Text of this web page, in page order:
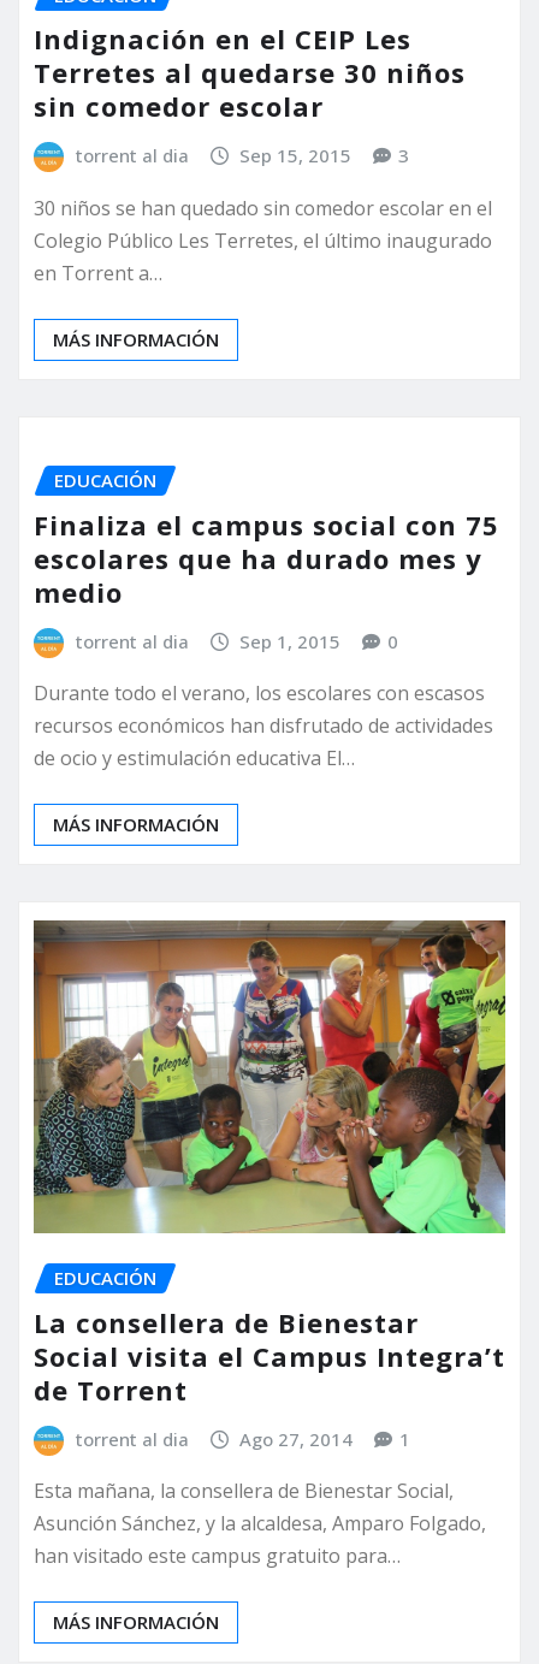
Indignación en el CEIP Les
Terretes al quedarse 30 niños
sin comedor escolar
torrent al dia Sep 15, 2015 3
30 niños se han quedado sin comedor escolar en el
Colegio Público Les Terretes, el último inaugurado
en Torrent a…
MÁS INFORMACIÓN
EDUCACIÓN
Finaliza el campus social con 75
escolares que ha durado mes y
medio
torrent al dia Sep 1, 2015 0
Durante todo el verano, los escolares con escasos
recursos económicos han disfrutado de actividades
de ocio y estimulación educativa El…
MÁS INFORMACIÓN
EDUCACIÓN
La consellera de Bienestar
Social visita el Campus Integra’t
de Torrent
torrent al dia Ago 27, 2014 1
Esta mañana, la consellera de Bienestar Social,
Asunción Sánchez, y la alcaldesa, Amparo Folgado,
han visitado este campus gratuito para…
MÁS INFORMACIÓN